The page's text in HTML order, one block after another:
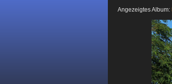
Angezeigtes Album: